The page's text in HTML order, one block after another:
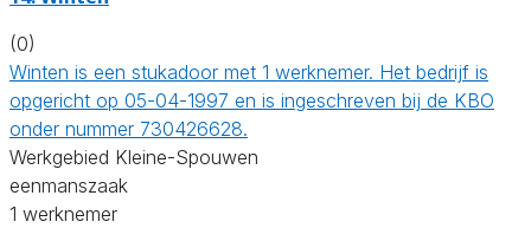
(0)
Winten is een stukadoor met 1 werknemer. Het bedrijf is
opgericht op 05-04-1997 en is ingeschreven bij de KBO
onder nummer 730426628.
Werkgebied Kleine-Spouwen
eenmanszaak
1 werknemer